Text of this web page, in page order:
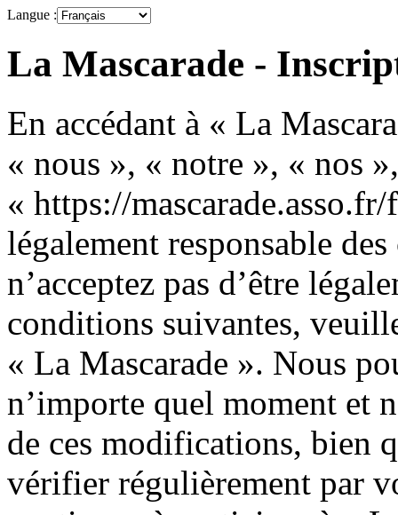
Langue :
La Mascarade -
En accédant à « La
« nous », « notre », « nos
« https://
légalement responsable
n’acceptez pas d’être
conditions suivantes,
« La Mascarade ». Nous
n’importe quel moment et
de ces modifications, bien
vérifier régulièrement par